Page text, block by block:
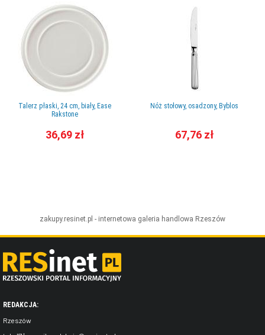
Talerz płaski, 24 cm, biały, Ease
Rakstone
36,69 zł
Nóż stołowy, osadzony, Byblos
67,76 zł
zakupy.resinet.pl - internetowa galeria handlowa Rzeszów
REDAKCJA:
Rzeszów